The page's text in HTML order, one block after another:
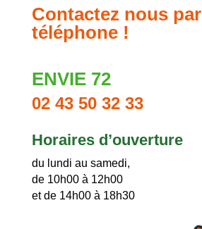
Contactez nous par
téléphone !
ENVIE 72
02 43 50 32 33
Horaires d’ouverture
du lundi au samedi,
de 10h00 à 12h00
et de 14h00 à 18h30